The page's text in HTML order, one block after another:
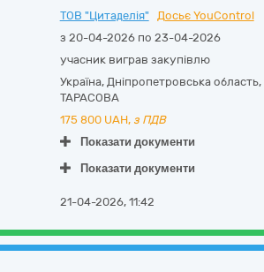
ТОВ "Цитаделія"
Досьє YouControl
з 20-04-2026 по 23-04-2026
учасник виграв закупівлю
Україна, Дніпропетровська область,
ТАРАСОВА
175 800 UAH, з ПДВ
Показати документи
Показати документи
21-04-2026, 11:42